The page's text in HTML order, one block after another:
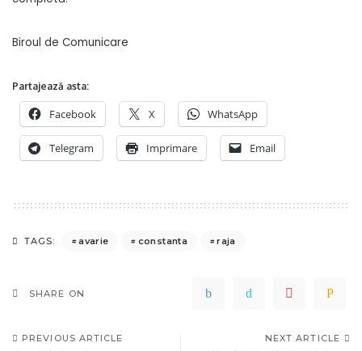
Biroul de Comunicare
Partajează asta:
Facebook X WhatsApp
Telegram Imprimare Email
TAGS: avarie constanta raja
SHARE ON
PREVIOUS ARTICLE NEXT ARTICLE